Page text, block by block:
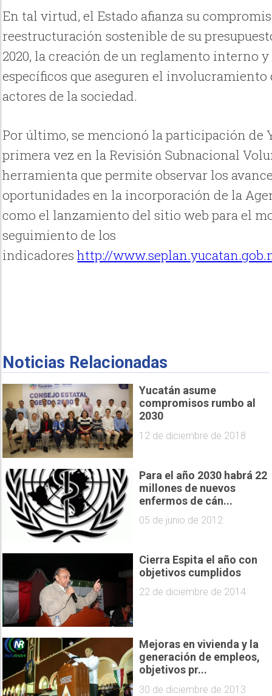
En tal virtud, el Estado afianza su
reestructuración sostenible de su
2020, la creación de un reglamento interno
específicos que aseguren el involucramiento
actores de la sociedad.
Por último, se mencionó la participación de
primera vez en la Revisión Subnacional
herramienta que permite observar los
oportunidades en la incorporación de la
como el lanzamiento del sitio web para el
seguimiento de los
indicadoreshttp://
Noticias Relacionadas
Yucatán asume
compromisos rumbo al
2030
12 de diciembre de 2018
Para el año 2030 habrá 22
millones de nuevos
enfermos de cán...
05 de junio de 2012
Cierra Espita el año con
objetivos cumplidos
22 de diciembre de 2014
Mejoras en vivienda y la
generación de empleos,
objetivos pr...
30 de diciembre de 2013